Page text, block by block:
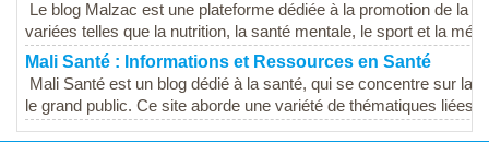
Le blog Malzac est une plateforme dédiée à la promotion de la
variées telles que la nutrition, la santé mentale, le sport et la
Mali Santé : Informations et Ressources en Santé
Mali Santé est un blog dédié à la santé, qui se concentre sur la
le grand public. Ce site aborde une variété de thématiques liées